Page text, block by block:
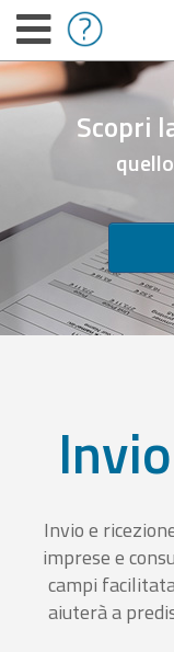
Scopri
Invio e
imprese e
campi
aiuterà a